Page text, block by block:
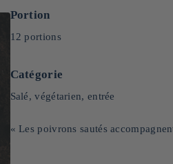
Portion
12 portions
Catégorie
Salé, végétarien, entrée
« Les poivrons sautés